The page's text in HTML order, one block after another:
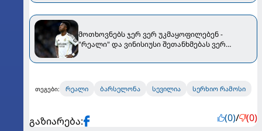
მოთხოვნებს ჯერ ვერ უკმაყოფილებენ -
"რეალი" და ვინისიუსი შეთანხმებას ვერ
თეგები: რეალი ბარსელონა სევილია სერხიო რამოსი
გაზიარება: (0)/ (0)